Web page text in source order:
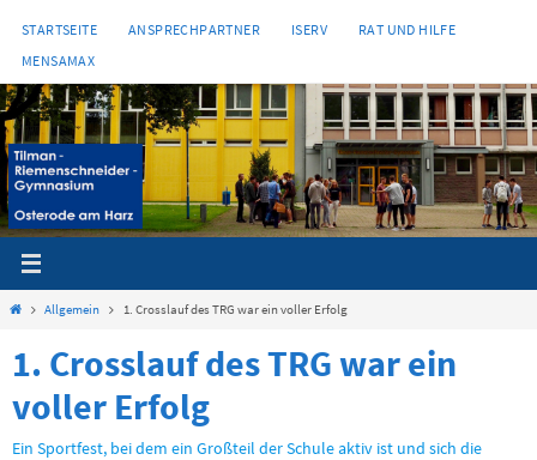
Inhalt
springen
STARTSEITE ANSPRECHPARTNER ISERV
RAT UND HILFE
MENSAMAX
StartAllgemein 1. Crosslauf des TRG war ein voller Erfolg
1. Crosslauf des TRG war ein
voller Erfolg
Ein Sportfest, bei dem ein Großteil der Schule aktiv ist und sich die